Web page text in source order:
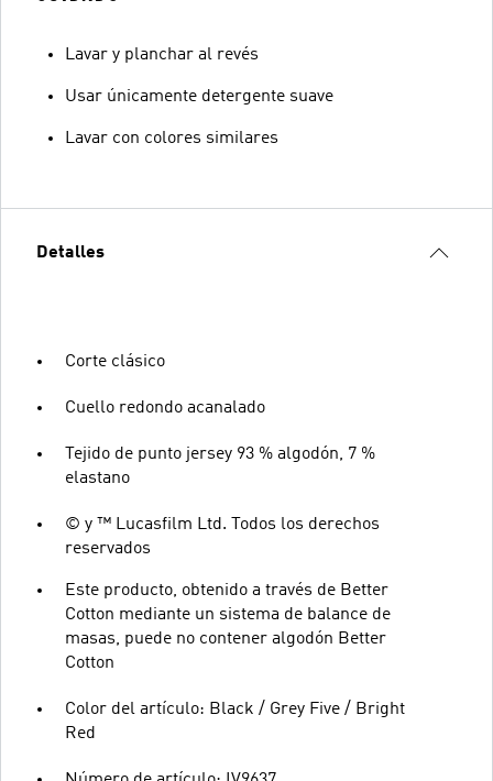
Lavar y planchar al revés
Usar únicamente detergente suave
Lavar con colores similares
Detalles
Corte clásico
Cuello redondo acanalado
Tejido de punto jersey 93 % algodón, 7 %
elastano
© y ™ Lucasfilm Ltd. Todos los derechos
reservados
Este producto, obtenido a través de Better
Cotton mediante un sistema de balance de
masas, puede no contener algodón Better
Cotton
Color del artículo: Black / Grey Five / Bright
Red